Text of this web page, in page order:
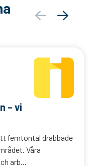
– vi
femtontal drabbade
Våra
arb...